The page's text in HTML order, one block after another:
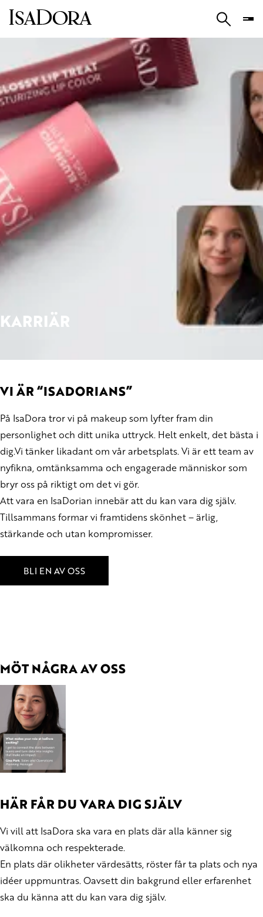
KARRIÄR
VI ÄR “ISADORIANS”
På IsaDora tror vi på makeup som lyfter fram din
personlighet och ditt unika uttryck. Helt enkelt, det bästa i
dig.Vi tänker likadant om vår arbetsplats. Vi är ett team av
nyfikna, omtänksamma och engagerade människor som
bryr oss på riktigt om det vi gör.
Att vara en IsaDorian innebär att du kan vara dig själv.
Tillsammans formar vi framtidens skönhet – ärlig,
stärkande och utan kompromisser.
BLI EN AV OSS
MÖT NÅGRA AV OSS
HÄR FÅR DU VARA DIG SJÄLV
Vi vill att IsaDora ska vara en plats där alla känner sig
välkomna och respekterade.
En plats där olikheter värdesätts, röster får ta plats och nya
idéer uppmuntras. Oavsett din bakgrund eller erfarenhet
ska du känna att du kan vara dig själv.